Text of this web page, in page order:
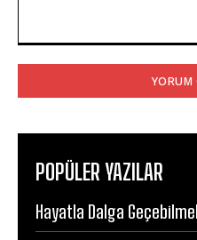
POPÜLER YAZILAR
Hayatla Dalga